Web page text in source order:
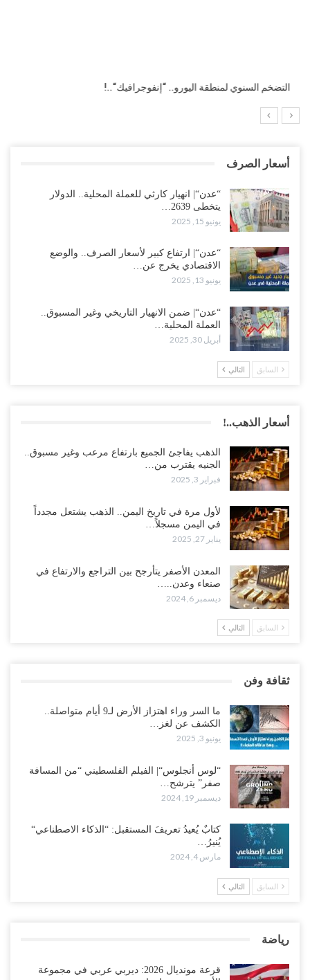
التضخم السنوي لمنطقة اليورو.. “إنفوجرافيك“..!
أسعار الصرف
“عدن“| انهيار كارثي للعملة المحلية.. الدولار
يتخطى 2639…
يونيو 15, 2025
“عدن“| ارتفاع كبير لأسعار الصرف.. والوضع
الاقتصادي يخرج عن…
يونيو 13, 2025
“عدن“| ضمن الانهيار التاريخي وغير المسبوق..
العملة المحلية…
أبريل 30, 2025
السابق التالي
أسعار الذهب..!
الذهب يفاجئ الجميع بارتفاع مرعب وغير مسبوق..
الجنيه يقترب من…
فبراير 3, 2025
لأول مرة في تاريخ اليمن.. الذهب يشتعل مجدداً
في اليمن مسجلاً…
يناير 27, 2025
المعدن الأصفر يتأرجح بين التراجع والارتفاع في
صنعاء وعدن..…
ديسمبر 6, 2024
السابق التالي
ثقافة وفن
ما السر وراء اهتزاز الأرض لـ9 أيام متواصلة..
الكشف عن لغز…
يونيو 3, 2025
“لوس أنجلوس“| الفيلم الفلسطيني “من المسافة
صفر” يترشح…
ديسمبر 19, 2024
كتابٌ يُعيدُ تعريفَ المستقبل: “الذكاء الاصطناعي“
يُنيرُ…
مارس 4, 2024
السابق التالي
رياضة
قرعة مونديال 2026: ديربي عربي في مجموعة